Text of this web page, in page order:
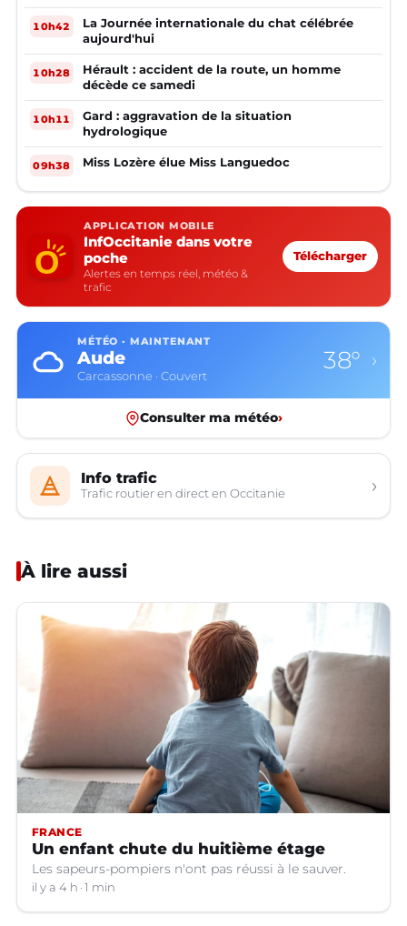
10h42
La Journée internationale du chat célébrée
aujourd'hui
10h28
Hérault : accident de la route, un homme
décède ce samedi
10h11
Gard : aggravation de la situation
hydrologique
09h38 Miss Lozère élue Miss Languedoc
APPLICATION MOBILE
InfOccitanie dans votre
poche
Alertes en temps réel, météo &
trafic
Télécharger
MÉTÉO · MAINTENANT
Aude
Carcassonne · Couvert
38° ›
Consulter ma météo›
Info trafic
Trafic routier en direct en Occitanie ›
À lire aussi
FRANCE
Un enfant chute du huitième étage
Les sapeurs-pompiers n'ont pas réussi à le sauver.
il y a 4 h 1 min